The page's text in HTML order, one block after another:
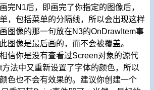
完N1后，即画完了你指定的图像后，
，包括菜单的分隔线，所以会出现这样
图像的那一句放在N3的OnDrawItem事
图像是最后画的，而不会被覆盖。
信你是没有查看过Screen对象的源代
法中又重新设置了字体的颜色，所以
色也不会有效果的。建议你创建一个